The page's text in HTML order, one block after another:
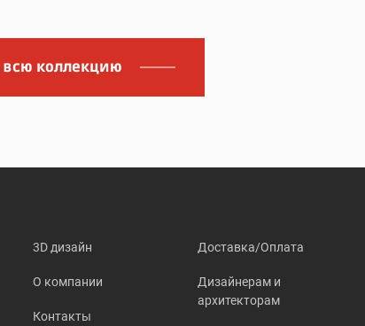
всю коллекцию
3D дизайн
О компании
Контакты
Доставка/Оплата
Дизайнерам и
архитекторам